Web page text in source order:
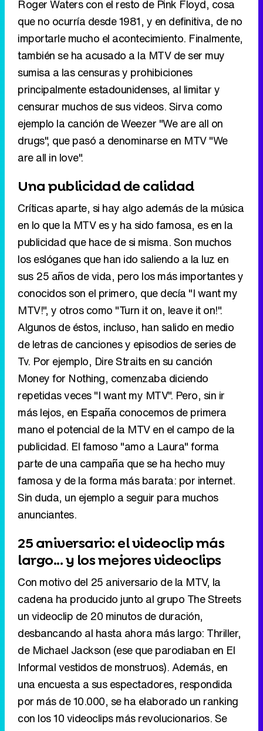
principalmente estadounidenses, al limitar y
censurar muchos de sus videos. Sirva como
ejemplo la canción de Weezer "We are all on
drugs", que pasó a denominarse en MTV "We
are all in love".
Una publicidad de calidad
Críticas aparte, si hay algo además de la música
en lo que la MTV es y ha sido famosa, es en la
publicidad que hace de si misma. Son muchos
los eslóganes que han ido saliendo a la luz en
sus 25 años de vida, pero los más importantes y
conocidos son el primero, que decía "I want my
MTV!", y otros como "Turn it on, leave it on!".
Algunos de éstos, incluso, han salido en medio
de letras de canciones y episodios de series de
Tv. Por ejemplo, Dire Straits en su canción
Money for Nothing, comenzaba diciendo
repetidas veces "I want my MTV". Pero, sin ir
más lejos, en España conocemos de primera
mano el potencial de la MTV en el campo de la
publicidad. El famoso "amo a Laura" forma
parte de una campaña que se ha hecho muy
famosa y de la forma más barata: por internet.
Sin duda, un ejemplo a seguir para muchos
anunciantes.
25 aniversario: el videoclip más
largo... y los mejores videoclips
Con motivo del 25 aniversario de la MTV, la
cadena ha producido junto al grupo The Streets
un videoclip de 20 minutos de duración,
desbancando al hasta ahora más largo: Thriller,
de Michael Jackson (ese que parodiaban en El
Informal vestidos de monstruos). Además, en
una encuesta a sus espectadores, respondida
por más de 10.000, se ha elaborado un ranking
con los 10 videoclips más revolucionarios. Se
lleva el primer puesto del ranking Madonna y su
Like a Prayer, video de 1989 en que Madonna
(por cierto morena) entra a una Iglesia y tras
seducir a un Cristo de raza negra le besará
apasionadamente. Causó gran polémica, de ahí